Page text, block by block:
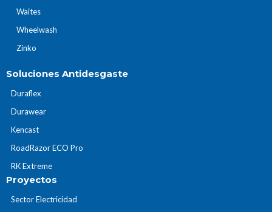
Waites
Wheelwash
Zinko
Soluciones Antidesgaste
Duraflex
Durawear
Kencast
RoadRazor ECO Pro
RK Extreme
Proyectos
Sector Electricidad